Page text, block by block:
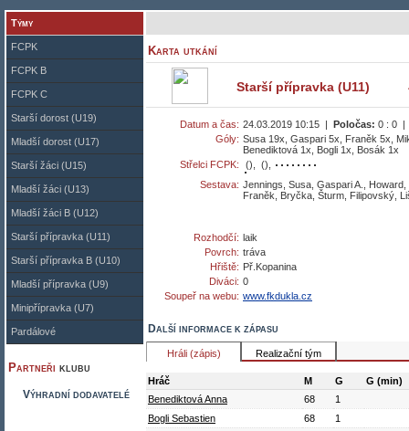
Týmy
FCPK
FCPK B
FCPK C
Starší dorost (U19)
Mladší dorost (U17)
Starší žáci (U15)
Mladší žáci (U13)
Mladší žáci B (U12)
Starší přípravka (U11)
Starší přípravka B (U10)
Mladší přípravka (U9)
Minipřípravka (U7)
Pardálové
Partneři klubu
Výhradní dodavatelé
Karta utkání
Starší přípravka (U11)
Datum a čas: 24.03.2019 10:15 | Poločas: 0 : 0
Góly: Susa 19x, Gaspari 5x, Franěk 5x,
Benediktová 1x, Bogli 1x, Bosák 1x
Střelci FCPK:
(),
(),
Sestava: Jennings, Susa, Gaspari A.,
Franěk, Bryčka, Šturm, Filipovský,
Rozhodčí: laik
Povrch: tráva
Hřiště: Př.Kopanina
Diváci: 0
Soupeř na webu: www.fkdukla.cz
Další informace k zápasu
Hráli (zápis) Realizační tým
Hráč M G
G (min)
Benediktová Anna
68
1
Bogli Sebastien
68
1